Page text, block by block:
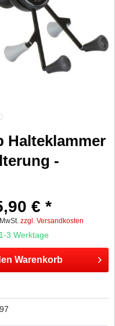
Halteklammer
-
€ *
zzgl. Versandkosten
3 Werktage
Warenkorb